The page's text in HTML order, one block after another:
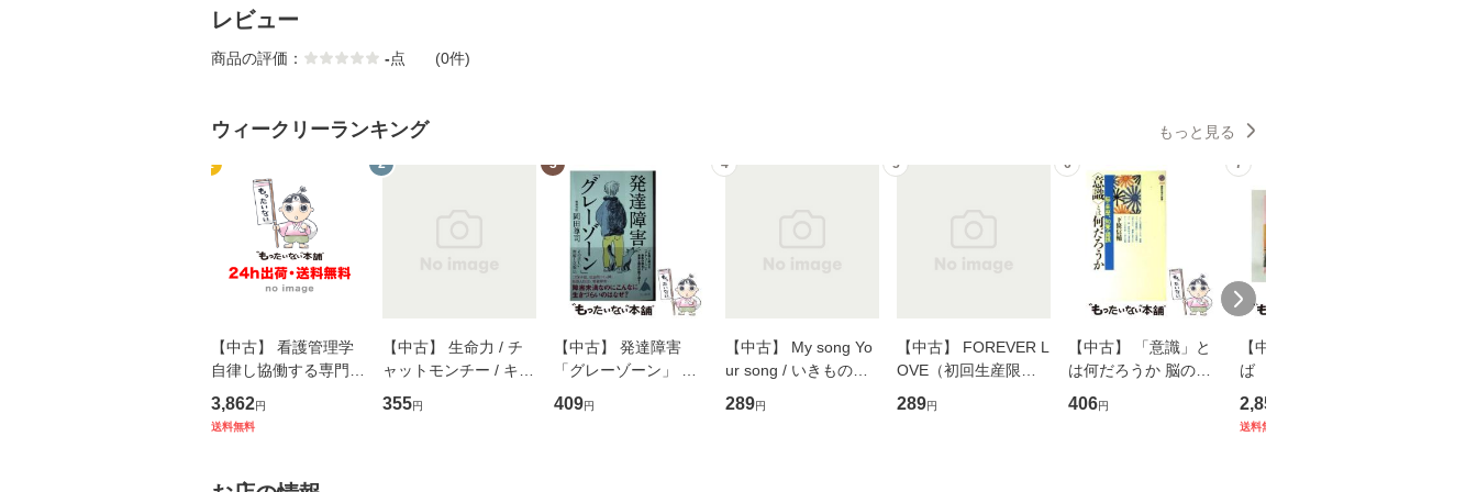
レビュー
商品の評価： -点 (0件)
ウィークリーランキング もっと見る
1
【中古】 看護管理学
自律し協働する専門職
の看護マネジメントス
キル 改訂第3版 (看護
堂 [単行
3,862円
送料無料
2
【中古】 生命力 / チ
ャットモンチー / キュ
ーンレコード [CD]
【メール便送料無料】
355円
3
【中古】 発達障害
「グレーゾーン」 そ
の正しい理解と克服法
(SB新書 572) / 岡田尊
409円
4
【中古】 My song Yo
ur song / いきものが
かり / [CD]【メール便
送料無料】
289円
5
【中古】 FOREVER L
OVE（初回生産限定
盤） / 清水翔太×加藤
ミリヤ / [CD]【メール
289円
6
【中古】 「意識」と
は何だろうか 脳の来
歴、知覚の錯誤 （講
談社現代新書） / 下条
406円
7
【中古】 耳をすませ
ば 〈2枚組〉 [DVD] /
ブエナ・ビスタ・ホー
ム・エンターテイメン
2,852
送料無料